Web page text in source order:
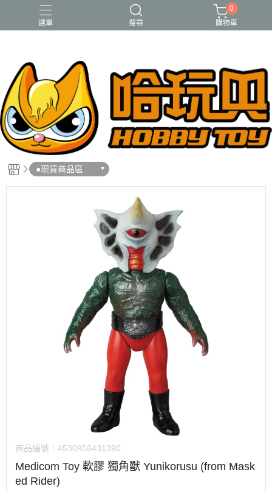
選單 搜尋
FUNKO RE-MENT 中古二手品
庫柏力克Be@rbrick
酸雨戰爭
0
購物車
●現貨商品區
商品編號： 4530956431390
Medicom Toy 軟膠 獨角獸 Yunikorusu (from Mask
ed Rider)